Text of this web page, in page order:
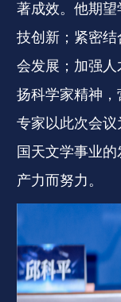
著成效。他期
技创新；紧密
会发展；加强
扬科学家精神
专家以此次会
国天文学事业
产力而努力。